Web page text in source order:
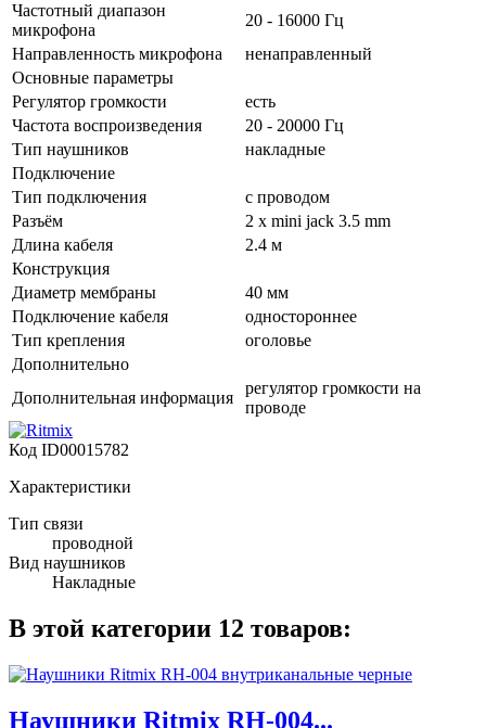
Частотный диапазон
микрофона
20 - 16000 Гц
Направленность микрофона
ненаправленный
Основные параметры
Регулятор громкости
есть
Частота воспроизведения
20 - 20000 Гц
Тип наушников
накладные
Подключение
Тип подключения
с проводом
Разъём
2 x mini jack 3.5 mm
Длина кабеля
2.4 м
Конструкция
Диаметр мембраны
40 мм
Подключение кабеля
одностороннее
Тип крепления
оголовье
Дополнительно
Дополнительная информация
регулятор громкости на
проводе
Код ID00015782
Характеристики
Тип связи
проводной
Вид наушников
Накладные
В этой категории 12 товаров:
Наушники Ritmix RH-004...